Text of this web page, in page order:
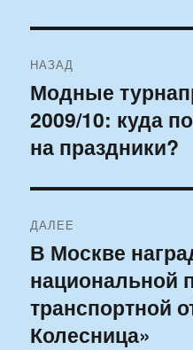
по
записям
НАЗАД
Предыдущая
запись:
Модные
2009/10: куда
на праздники?
ДАЛЕЕ
Следующая
запись:
В Москве
национальной
транспортной
Колесница»